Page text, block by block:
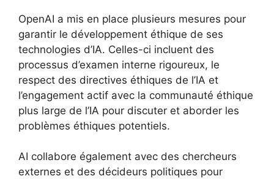
OpenAI a mis en place plusieurs mesures pour
garantir le développement éthique de ses
technologies d’IA. Celles-ci incluent des
processus d’examen interne rigoureux, le
respect des directives éthiques de l’IA et
l’engagement actif avec la communauté éthique
plus large de l’IA pour discuter et aborder les
problèmes éthiques potentiels.
AI collabore également avec des chercheurs
externes et des décideurs politiques pour